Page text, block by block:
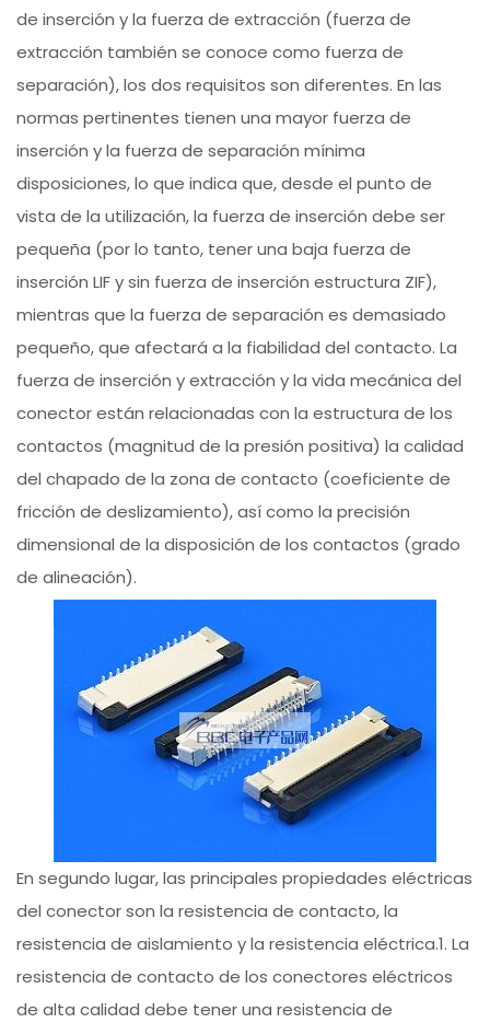
de inserción y la fuerza de extracción (fuerza de
extracción también se conoce como fuerza de
separación), los dos requisitos son diferentes. En las
normas pertinentes tienen una mayor fuerza de
inserción y la fuerza de separación mínima
disposiciones, lo que indica que, desde el punto de
vista de la utilización, la fuerza de inserción debe ser
pequeña (por lo tanto, tener una baja fuerza de
inserción LIF y sin fuerza de inserción estructura ZIF),
mientras que la fuerza de separación es demasiado
pequeño, que afectará a la fiabilidad del contacto. La
fuerza de inserción y extracción y la vida mecánica del
conector están relacionadas con la estructura de los
contactos (magnitud de la presión positiva) la calidad
del chapado de la zona de contacto (coeficiente de
fricción de deslizamiento), así como la precisión
dimensional de la disposición de los contactos (grado
de alineación).
En segundo lugar, las principales propiedades eléctricas
del conector son la resistencia de contacto, la
resistencia de aislamiento y la resistencia eléctrica.1. La
resistencia de contacto de los conectores eléctricos
de alta calidad debe tener una resistencia de